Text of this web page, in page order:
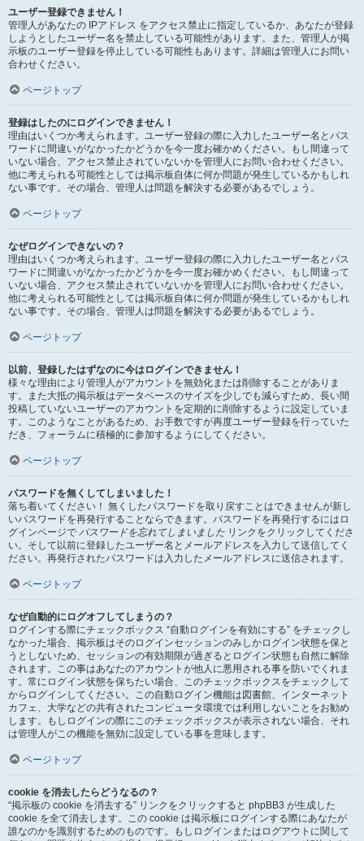
ユーザー登録できません！
管理人があなたの IPアドレス をアクセス禁止に指定しているか、あなたが登録
しようとしたユーザー名を禁止している可能性があります。また、管理人が掲
示板のユーザー登録を停止している可能性もあります。詳細は管理人にお問い
合わせください。
ページトップ
登録はしたのにログインできません！
理由はいくつか考えられます。ユーザー登録の際に入力したユーザー名とパス
ワードに間違いがなかったかどうかを今一度お確かめください。もし間違って
いない場合、アクセス禁止されていないかを管理人にお問い合わせください。
他に考えられる可能性としては掲示板自体に何か問題が発生しているかもしれ
ない事です。その場合、管理人は問題を解決する必要があるでしょう。
ページトップ
なぜログインできないの？
理由はいくつか考えられます。ユーザー登録の際に入力したユーザー名とパス
ワードに間違いがなかったかどうかを今一度お確かめください。もし間違って
いない場合、アクセス禁止されていないかを管理人にお問い合わせください。
他に考えられる可能性としては掲示板自体に何か問題が発生しているかもしれ
ない事です。その場合、管理人は問題を解決する必要があるでしょう。
ページトップ
以前、登録したはずなのに今はログインできません！
様々な理由により管理人がアカウントを無効化または削除することがありま
す。また大抵の掲示板はデータベースのサイズを少しでも減らすため、長い間
投稿していないユーザーのアカウントを定期的に削除するように設定していま
す。このようなことがあるため、お手数ですが再度ユーザー登録を行っていた
だき、フォーラムに積極的に参加するようにしてください。
ページトップ
パスワードを無くしてしまいました！
落ち着いてください！ 無くしたパスワードを取り戻すことはできませんが新し
いパスワードを再発行することならできます。パスワードを再発行するにはロ
グインページで パスワードを忘れてしまいました リンクをクリックしてくださ
い。そして以前に登録したユーザー名とメールアドレスを入力して送信してく
ださい。再発行されたパスワードは入力したメールアドレスに送信されます。
ページトップ
なぜ自動的にログオフしてしまうの？
ログインする際にチェックボックス “自動ログインを有効にする” をチェックし
なかった場合、掲示板はそのログインセッションのみしかログイン状態を保と
うとしないため、セッションの有効期限が過ぎるとログイン状態も自然に解除
されます。この事はあなたのアカウントが他人に悪用される事を防いでくれま
す。常にログイン状態を保ちたい場合、このチェックボックスをチェックして
からログインしてください。この自動ログイン機能は図書館、インターネット
カフェ、大学などの共有されたコンピュータ環境では利用しないことをお勧め
します。もしログインの際にこのチェックボックスが表示されない場合、それ
は管理人がこの機能を無効に設定している事を意味します。
ページトップ
cookie を消去したらどうなるの？
“掲示板の cookie を消去する” リンクをクリックすると phpBB3 が生成した
cookie を全て消去します。この cookie は掲示板にログインする際にあなたが
誰なのかを識別するためのものです。もしログインまたはログアウトに関して